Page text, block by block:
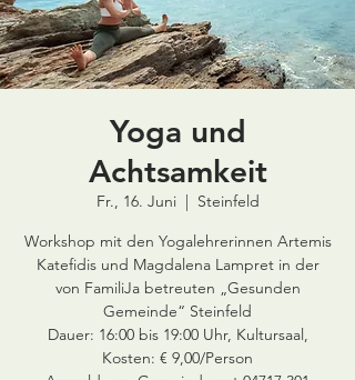
Yoga und
Achtsamkeit
Fr., 16. Juni
  |
Steinfeld
Workshop mit den Yogalehrerinnen Artemis
Katefidis und Magdalena Lampret in der
von FamiliJa betreuten „Gesunden
Gemeinde“ Steinfeld
Dauer: 16:00 bis 19:00 Uhr, Kultursaal,
Kosten: € 9,00/Person